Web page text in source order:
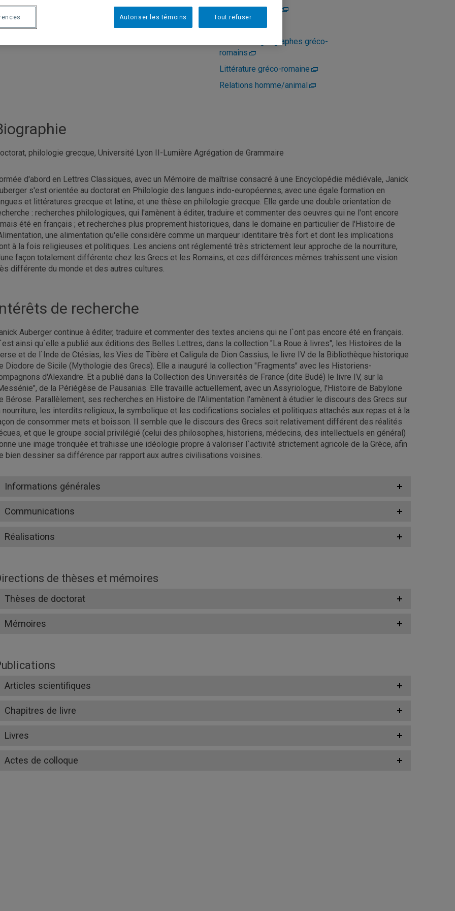
Téléphone
: (514) 987-4154
Études littéraires
Historiens/géographes gréco-
romains
Littérature gréco-romaine
Relations homme/animal
philologie grecque, Université Lyon II-Lumière Agrégation de Grammaire
d'abord en Lettres Classiques, avec un Mémoire de maîtrise consacré à une Encyclopédie médiévale, Janick
s'est orientée au doctorat en Philologie des langues indo-européennes, avec une égale formation en
et littératures grecque et latine, et une thèse en philologie grecque. Elle garde une double orientation de
: recherches philologiques, qui l'amènent à éditer, traduire et commenter des oeuvres qui ne l'ont encore
été en français ; et recherches plus proprement historiques, dans le domaine en particulier de l'Histoire de
une alimentation qu'elle considère comme un marqueur identitaire très fort et dont les implications
à la fois religieuses et politiques. Les anciens ont réglementé très strictement leur approche de la nourriture,
façon totalement différente chez les Grecs et les Romains, et ces différences mêmes trahissent une vision
différente du monde et des autres cultures.
de recherche
Auberger continue à éditer, traduire et commenter des textes anciens qui ne l`ont pas encore été en français.
ainsi qu`elle a publié aux éditions des Belles Lettres, dans la collection "La Roue à livres", les Histoires de la
et de l`Inde de Ctésias, les Vies de Tibère et Caligula de Dion Cassius, le livre IV de la Bibliothèque historique
Diodore de Sicile (Mythologie des Grecs). Elle a inauguré la collection "Fragments" avec les Historiens-
d'Alexandre. Et a publié dans la Collection des Universités de France (dite Budé) le livre IV, sur la
de la Périégèse de Pausanias. Elle travaille actuellement, avec un Assyriologue, l'Histoire de Babylone
Bérose. Parallèlement, ses recherches en Histoire de l'Alimentation l'amènent à étudier le discours des Grecs sur
nourriture, les interdits religieux, la symbolique et les codifications sociales et politiques attachés aux repas et à la
de consommer mets et boisson. Il semble que le discours des Grecs soit relativement différent des réalités
et que le groupe social privilégié (celui des philosophes, historiens, médecins, des intellectuels en général)
une image tronquée et trahisse une idéologie propre à valoriser l`activité strictement agricole de la Grèce, afin
bien dessiner sa différence par rapport aux autres civilisations voisines.
Informations générales
Communications
Réalisations
de thèses et mémoires
Thèses de doctorat
Mémoires
Articles scientifiques
Chapitres de livre
Livres
Actes de colloque
Tout refuser
Autoriser les témoins